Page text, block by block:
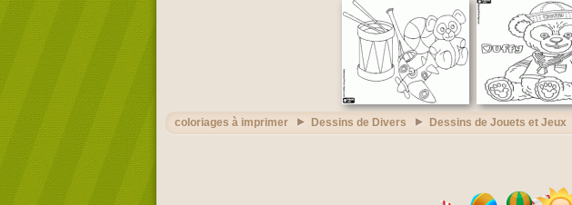
coloriages à imprimer Dessins de Divers Dessins de Jouets et Jeux